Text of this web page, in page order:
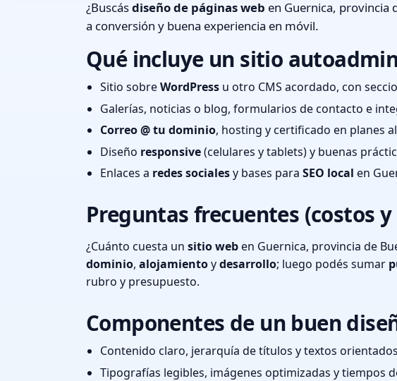
¿Buscásdiseño de páginas web en Guernica, provincia
a conversión y buena experiencia en móvil.
Qué incluye un sitio
Sitio sobreWordPress u otro CMS acordado, con
Galerías, noticias o blog, formularios de contacto e
Correo @ tu dominio, hosting y certificado en planes
Diseño responsive(celulares y tablets) y buenas
Enlaces a redes socialesy bases para SEO local en
Preguntas frecuentes (costos
¿Cuánto cuesta un sitio weben Guernica, provincia de
dominio, alojamientoydesarrollo; luego podés sumar
rubro y presupuesto.
Componentes de un buen
Contenido claro, jerarquía de títulos y textos
Tipografías legibles, imágenes optimizadas y tiempos